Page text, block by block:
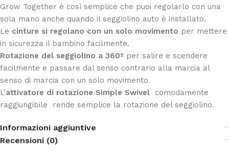
Grow Together è così semplice che puoi regolarlo con una
sola mano anche quando il seggiolino auto è installato.
Le cinture si regolano con un solo movimento per mettere
in sicurezza il bambino facilmente.
Rotazione del seggiolino a 360º per salire e scendere
facilmente e passare dal senso contrario alla marcia al
senso di marcia con un solo movimento.
L’attivatore di rotazione Simple Swivel
comodamente
raggiungibile rende semplice la rotazione del seggiolino.
Informazioni aggiuntive
Recensioni (0)